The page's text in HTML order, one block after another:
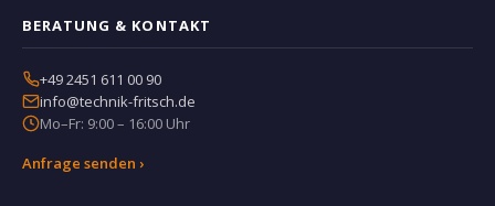
BERATUNG & KONTAKT
+49 2451 611 00 90
info@technik-fritsch.de
Mo–Fr: 9:00 – 16:00 Uhr
Anfrage senden ›